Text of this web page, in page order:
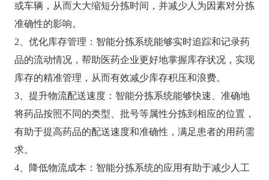
或车辆，从而大大缩短分拣时间，并减少人为因素对分拣
准确性的影响。
2、优化库存管理：智能分拣系统能够实时追踪和记录药
品的流动情况，帮助医药企业更好地掌握库存状况，实现
库存的精准管理，从而有效减少库存积压和浪费。
3、提升物流配送速度：智能分拣系统能够快速、准确地
将药品按照不同的类型、批号等属性分拣到相应的位置，
有助于提高药品的配送速度和准确性，满足患者的用药需
求。
4、降低物流成本：智能分拣系统的应用有助于减少人工